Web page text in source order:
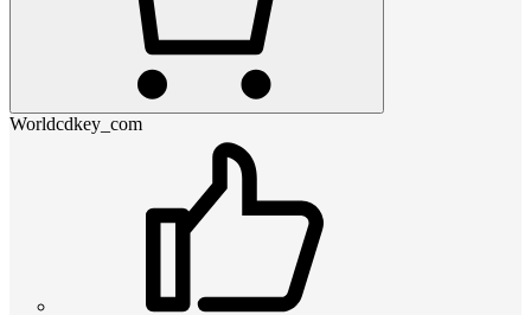
Worldcdkey_com